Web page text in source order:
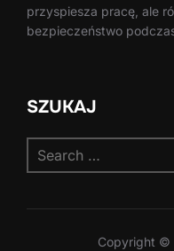
przyspiesza pracę, ale
bezpieczeństwo
SZUKAJ
for:
Copyright ©